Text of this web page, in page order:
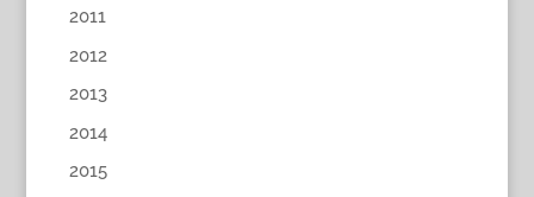
2011
2012
2013
2014
2015